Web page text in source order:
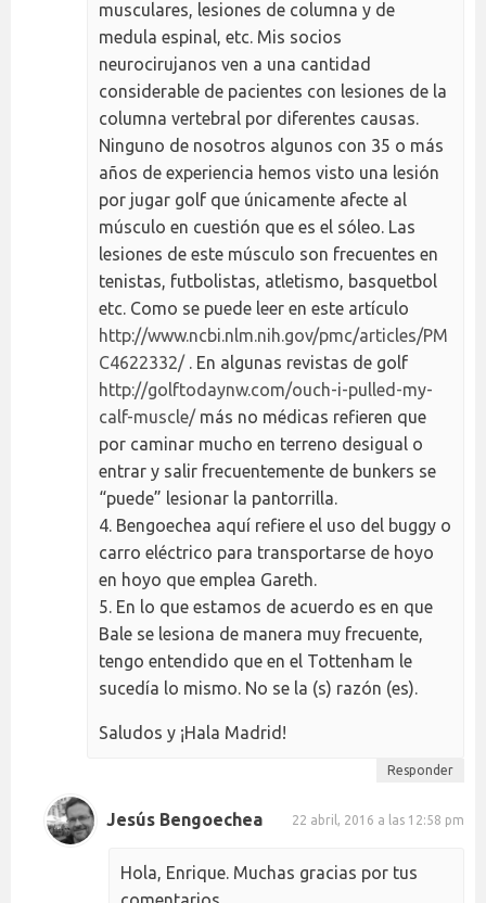
musculares, lesiones de columna y de
medula espinal, etc. Mis socios
neurocirujanos ven a una cantidad
considerable de pacientes con lesiones de la
columna vertebral por diferentes causas.
Ninguno de nosotros algunos con 35 o más
años de experiencia hemos visto una lesión
por jugar golf que únicamente afecte al
músculo en cuestión que es el sóleo. Las
lesiones de este músculo son frecuentes en
tenistas, futbolistas, atletismo, basquetbol
etc. Como se puede leer en este artículo
http://www.ncbi.nlm.nih.gov/pmc/articles/PM
C4622332/. En algunas revistas de golf
http://golftodaynw.com/ouch-i-pulled-my-
calf-muscle/más no médicas refieren que
por caminar mucho en terreno desigual o
entrar y salir frecuentemente de bunkers se
“puede” lesionar la pantorrilla.
4. Bengoechea aquí refiere el uso del buggy o
carro eléctrico para transportarse de hoyo
en hoyo que emplea Gareth.
5. En lo que estamos de acuerdo es en que
Bale se lesiona de manera muy frecuente,
tengo entendido que en el Tottenham le
sucedía lo mismo. No se la (s) razón (es).
Saludos y ¡Hala Madrid!
Responder
Jesús Bengoechea 22 abril, 2016 a las 12:58 pm
Hola, Enrique. Muchas gracias por tus